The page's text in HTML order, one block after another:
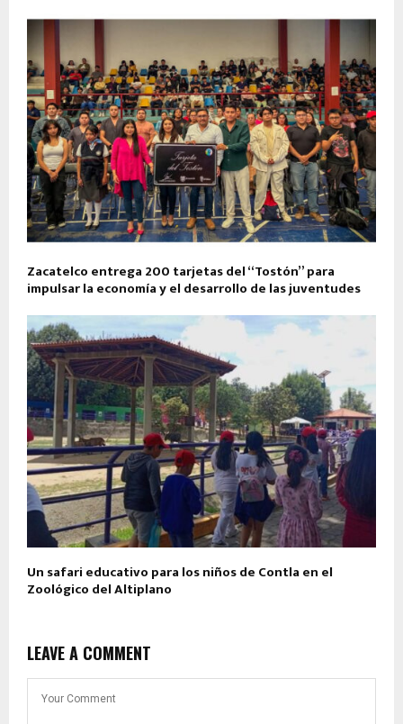
Zacatelco entrega 200 tarjetas del “Tostón” para
impulsar la economía y el desarrollo de las juventudes
Un safari educativo para los niños de Contla en el
Zoológico del Altiplano
LEAVE A COMMENT